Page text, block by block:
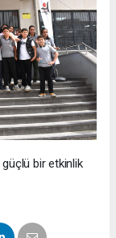
bir etkinlik